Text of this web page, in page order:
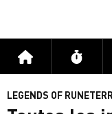
Accueil Flux
LEGENDS OF